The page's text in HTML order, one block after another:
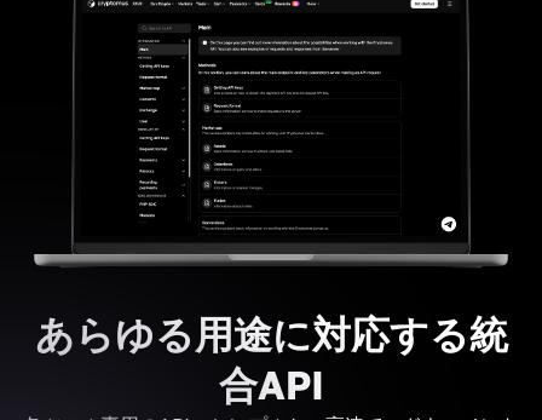
あらゆる用途に対応する統
合API